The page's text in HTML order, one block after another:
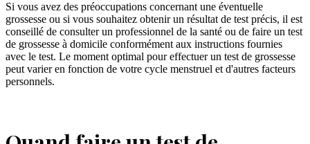
Si vous avez des préoccupations concernant une éventuelle
grossesse ou si vous souhaitez obtenir un résultat de test précis, il est
conseillé de consulter un professionnel de la santé ou de faire un test
de grossesse à domicile conformément aux instructions fournies
avec le test. Le moment optimal pour effectuer un test de grossesse
peut varier en fonction de votre cycle menstruel et d'autres facteurs
personnels.